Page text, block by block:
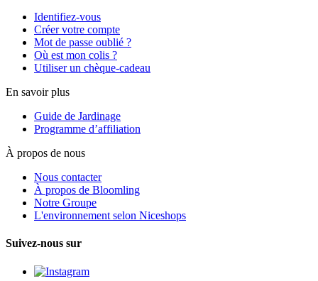
Identifiez-vous
Créer votre compte
Mot de passe oublié ?
Où est mon colis ?
Utiliser un chèque-cadeau
En savoir plus
Guide de Jardinage
Programme d’affiliation
À propos de nous
Nous contacter
À propos de Bloomling
Notre Groupe
L'environnement selon Niceshops
Suivez-nous sur